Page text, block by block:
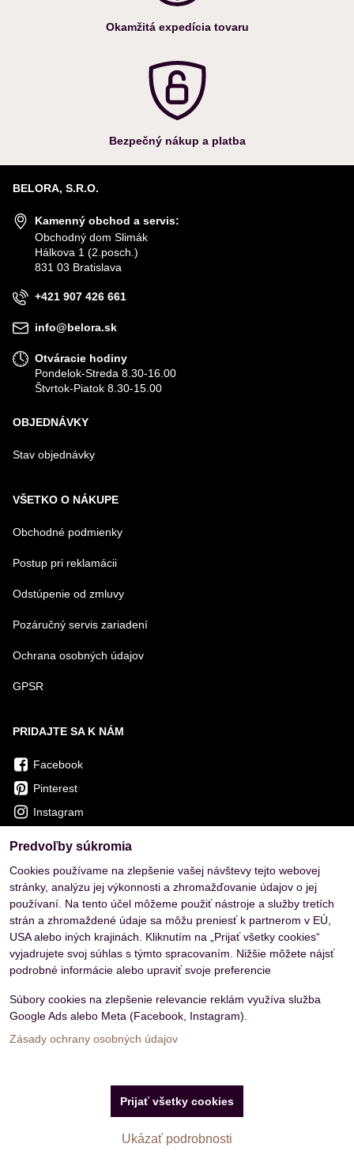
Okamžitá expedícia tovaru
Bezpečný nákup a platba
BELORA, S.R.O.
Kamenný obchod a servis:
Obchodný dom Slimák
Hálkova 1 (2.posch.)
831 03 Bratislava
+421 907 426 661
info@belora.sk
Otváracie hodiny
Pondelok-Streda 8.30-16.00
Štvrtok-Piatok 8.30-15.00
OBJEDNÁVKY
Stav objednávky
VŠETKO O NÁKUPE
Obchodné podmienky
Postup pri reklamácii
Odstúpenie od zmluvy
Pozáručný servis zariadení
Ochrana osobných údajov
GPSR
PRIDAJTE SA K NÁM
Facebook
Pinterest
Instagram
Zásady ochrany osobných údajov
Predvoľby súkromia
Cookies používame na zlepšenie vašej návštevy tejto webovej
stránky, analýzu jej výkonnosti a zhromažďovanie údajov o jej
používaní. Na tento účel môžeme použiť nástroje a služby tretích
strán a zhromaždené údaje sa môžu preniesť k partnerom v EÚ,
USA alebo iných krajinách. Kliknutím na „Prijať všetky cookies“
vyjadrujete svoj súhlas s týmto spracovaním. Nižšie môžete nájsť
podrobné informácie alebo upraviť svoje preferencie
Súbory cookies na zlepšenie relevancie reklám využíva služba
Google Ads alebo Meta (Facebook, Instagram).
Zásady ochrany osobných údajov
Ukázať podrobnosti
Prijať všetky cookies